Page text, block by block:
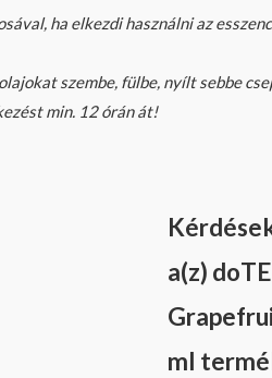
ha elkezdi használni az
szembe, fülbe, nyílt sebbe
min. 12 órán át!
a(z)
ml